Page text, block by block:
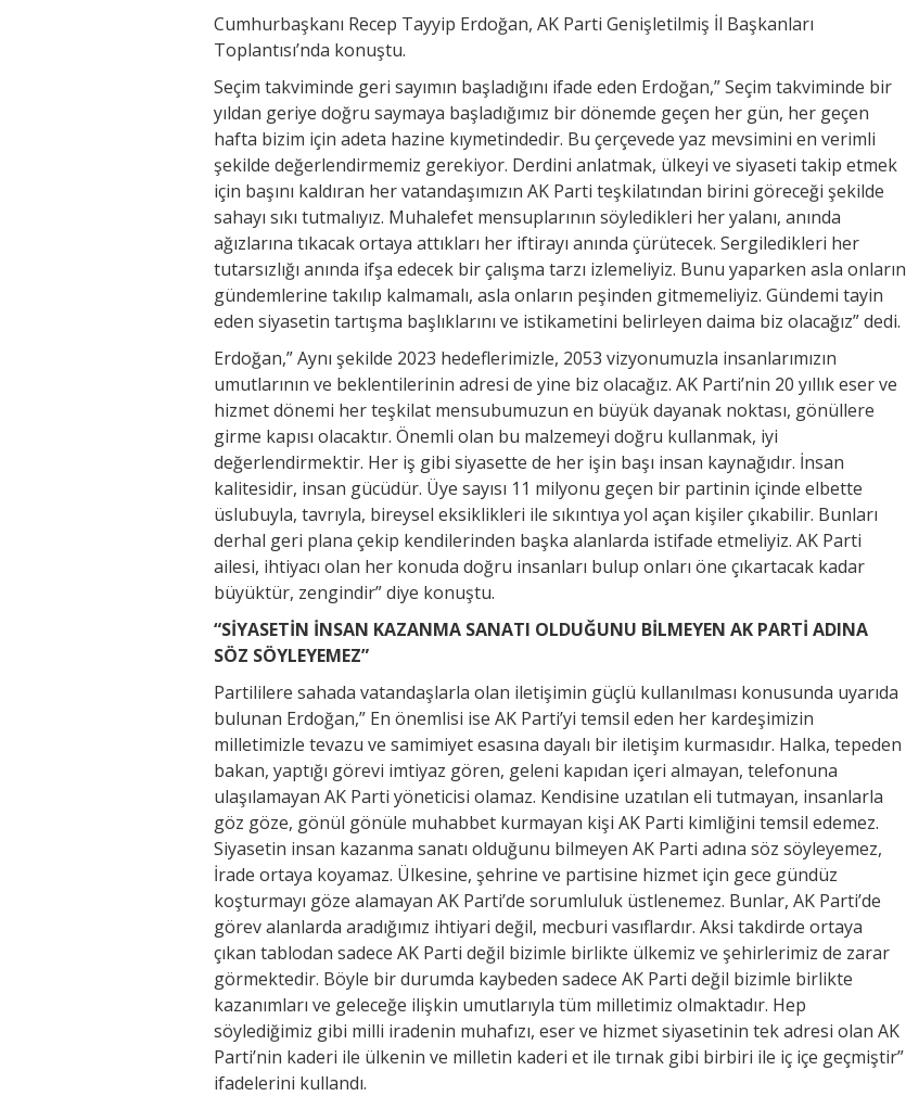
Cumhurbaşkanı Recep Tayyip Erdoğan, AK Parti Genişletilmiş İl Başkanları
Toplantısı’nda konuştu.
Seçim takviminde geri sayımın başladığını ifade eden Erdoğan,” Seçim takviminde bir
yıldan geriye doğru saymaya başladığımız bir dönemde geçen her gün, her geçen
hafta bizim için adeta hazine kıymetindedir. Bu çerçevede yaz mevsimini en verimli
şekilde değerlendirmemiz gerekiyor. Derdini anlatmak, ülkeyi ve siyaseti takip etmek
için başını kaldıran her vatandaşımızın AK Parti teşkilatından birini göreceği şekilde
sahayı sıkı tutmalıyız. Muhalefet mensuplarının söyledikleri her yalanı, anında
ağızlarına tıkacak ortaya attıkları her iftirayı anında çürütecek. Sergiledikleri her
tutarsızlığı anında ifşa edecek bir çalışma tarzı izlemeliyiz. Bunu yaparken asla onların
gündemlerine takılıp kalmamalı, asla onların peşinden gitmemeliyiz. Gündemi tayin
eden siyasetin tartışma başlıklarını ve istikametini belirleyen daima biz olacağız” dedi.
Erdoğan,” Aynı şekilde 2023 hedeflerimizle, 2053 vizyonumuzla insanlarımızın
umutlarının ve beklentilerinin adresi de yine biz olacağız. AK Parti’nin 20 yıllık eser ve
hizmet dönemi her teşkilat mensubumuzun en büyük dayanak noktası, gönüllere
girme kapısı olacaktır. Önemli olan bu malzemeyi doğru kullanmak, iyi
değerlendirmektir. Her iş gibi siyasette de her işin başı insan kaynağıdır. İnsan
kalitesidir, insan gücüdür. Üye sayısı 11 milyonu geçen bir partinin içinde elbette
üslubuyla, tavrıyla, bireysel eksiklikleri ile sıkıntıya yol açan kişiler çıkabilir. Bunları
derhal geri plana çekip kendilerinden başka alanlarda istifade etmeliyiz. AK Parti
ailesi, ihtiyacı olan her konuda doğru insanları bulup onları öne çıkartacak kadar
büyüktür, zengindir” diye konuştu.
“SİYASETİN İNSAN KAZANMA SANATI OLDUĞUNU BİLMEYEN AK PARTİ ADINA
SÖZ SÖYLEYEMEZ”
Partililere sahada vatandaşlarla olan iletişimin güçlü kullanılması konusunda uyarıda
bulunan Erdoğan,” En önemlisi ise AK Parti’yi temsil eden her kardeşimizin
milletimizle tevazu ve samimiyet esasına dayalı bir iletişim kurmasıdır. Halka, tepeden
bakan, yaptığı görevi imtiyaz gören, geleni kapıdan içeri almayan, telefonuna
ulaşılamayan AK Parti yöneticisi olamaz. Kendisine uzatılan eli tutmayan, insanlarla
göz göze, gönül gönüle muhabbet kurmayan kişi AK Parti kimliğini temsil edemez.
Siyasetin insan kazanma sanatı olduğunu bilmeyen AK Parti adına söz söyleyemez,
İrade ortaya koyamaz. Ülkesine, şehrine ve partisine hizmet için gece gündüz
koşturmayı göze alamayan AK Parti’de sorumluluk üstlenemez. Bunlar, AK Parti’de
görev alanlarda aradığımız ihtiyari değil, mecburi vasıflardır. Aksi takdirde ortaya
çıkan tablodan sadece AK Parti değil bizimle birlikte ülkemiz ve şehirlerimiz de zarar
görmektedir. Böyle bir durumda kaybeden sadece AK Parti değil bizimle birlikte
kazanımları ve geleceğe ilişkin umutlarıyla tüm milletimiz olmaktadır. Hep
söylediğimiz gibi milli iradenin muhafızı, eser ve hizmet siyasetinin tek adresi olan AK
Parti’nin kaderi ile ülkenin ve milletin kaderi et ile tırnak gibi birbiri ile iç içe geçmiştir”
ifadelerini kullandı.